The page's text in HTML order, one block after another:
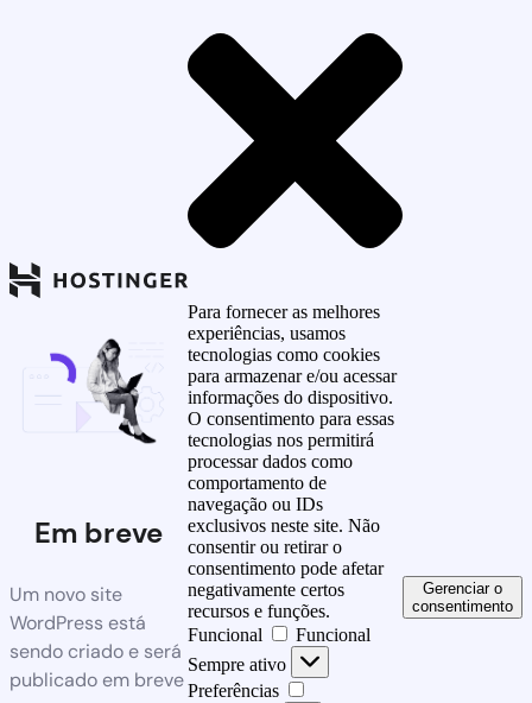
Em breve
Um novo site
WordPress está
sendo criado e será
publicado em breve
Para fornecer as melhores
experiências, usamos
tecnologias como cookies
para armazenar e/ou acessar
informações do dispositivo.
O consentimento para essas
tecnologias nos permitirá
processar dados como
comportamento de
navegação ou IDs
exclusivos neste site. Não
consentir ou retirar o
consentimento pode afetar
negativamente certos
recursos e funções.
Funcional
Funcional
Sempre ativo
Preferências
Gerenciar o
consentimento